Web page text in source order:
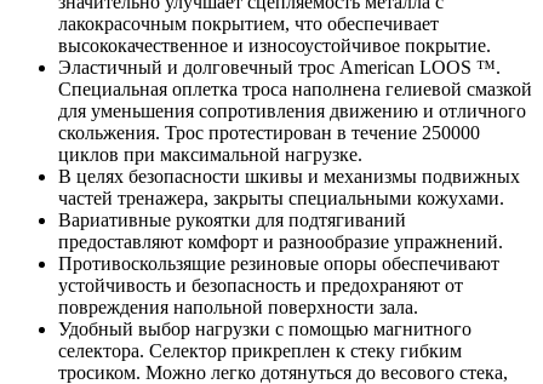
лакокрасочным покрытием, что обеспечивает
высококачественное и износоустойчивое покрытие.
Эластичный и долговечный трос American LOOS ™.
Специальная оплетка троса наполнена гелиевой смазкой
для уменьшения сопротивления движению и отличного
скольжения. Трос протестирован в течение 250000
циклов при максимальной нагрузке.
В целях безопасности шкивы и механизмы подвижных
частей тренажера, закрыты специальными кожухами.
Вариативные рукоятки для подтягиваний
предоставляют комфорт и разнообразие упражнений.
Противоскользящие резиновые опоры обеспечивают
устойчивость и безопасность и предохраняют от
повреждения напольной поверхности зала.
Удобный выбор нагрузки с помощью магнитного
селектора. Селектор прикреплен к стеку гибким
тросиком. Можно легко дотянуться до весового стека,